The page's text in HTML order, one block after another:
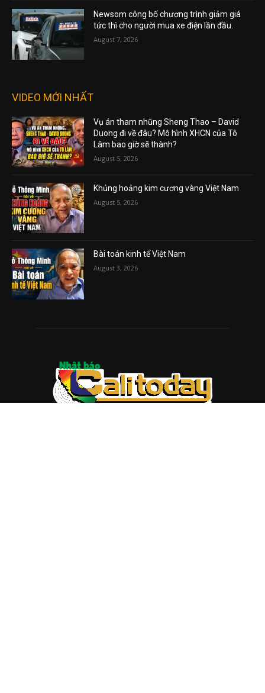
Newsom công bố chương trình giảm giá
tức thì cho người mua xe điện lần đầu.
August 7, 2026
VIDEO MỚI NHẤT
Vụ án tham nhũng Sheng Thao – David
Duong đi về đâu? Mô hình XHCN của Tô
Lâm bao giờ sẽ thành?
August 5, 2026
Khủng hoảng kim cương vàng Việt Nam
August 5, 2026
Bài toán kinh tế Việt Nam
August 3, 2026